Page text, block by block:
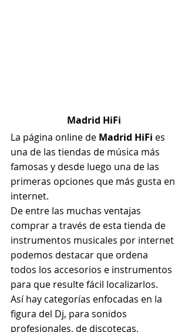
Madrid HiFi
La página online de Madrid HiFi es
una de las tiendas de música más
famosas y desde luego una de las
primeras opciones que más gusta en
internet.
De entre las muchas ventajas
comprar a través de esta tienda de
instrumentos musicales por internet
podemos destacar que ordena
todos los accesorios e instrumentos
para que resulte fácil localizarlos.
Así hay categorías enfocadas en la
figura del Dj, para sonidos
profesionales, de discotecas,